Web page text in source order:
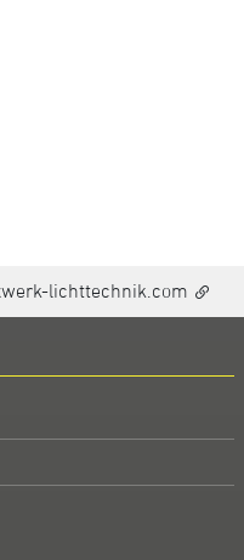
lichttechnik.com